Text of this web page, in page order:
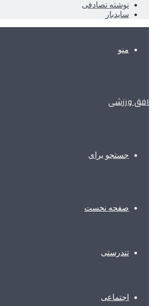
نوشته تصادفی
سایدبار
منو
افق ورزشی
جستجو برای
صفحه نخست
تندرستی
اجتماعی